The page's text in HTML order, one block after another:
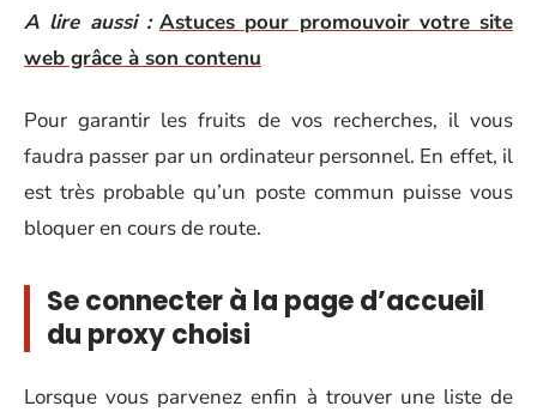
A lire aussi : Astuces pour promouvoir votre site
web grâce à son contenu
Pour garantir les fruits de vos recherches, il vous
faudra passer par un ordinateur personnel. En effet, il
est très probable qu’un poste commun puisse vous
bloquer en cours de route.
Se connecter à la page d’accueil
du proxy choisi
Lorsque vous parvenez enfin à trouver une liste de